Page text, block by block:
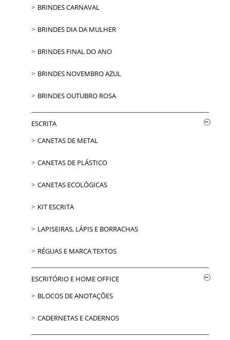
BRINDES CARNAVAL
BRINDES DIA DA MULHER
BRINDES FINAL DO ANO
BRINDES NOVEMBRO AZUL
BRINDES OUTUBRO ROSA
ESCRITA
CANETAS DE METAL
CANETAS DE PLÁSTICO
CANETAS ECOLÓGICAS
KIT ESCRITA
LAPISEIRAS, LÁPIS E BORRACHAS
RÉGUAS E MARCA TEXTOS
ESCRITÓRIO E HOME OFFICE
BLOCOS DE ANOTAÇÕES
CADERNETAS E CADERNOS